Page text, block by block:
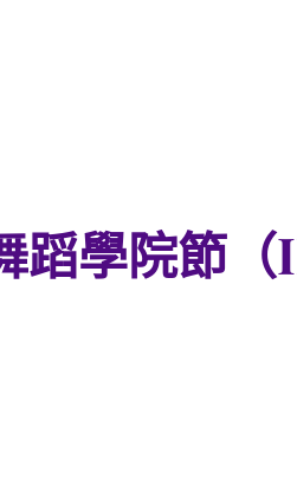
學院節（